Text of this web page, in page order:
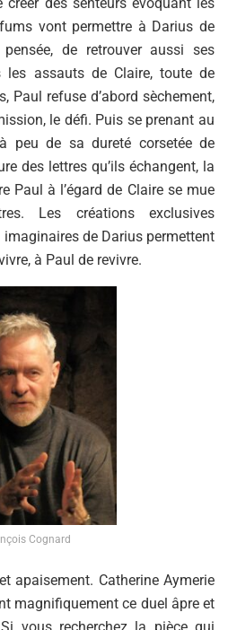
créer des senteurs évoquant les
vont permettre à Darius de
de retrouver aussi ses
les assauts de Claire, toute de
Paul refuse d’abord sèchement,
le défi. Puis se prenant au
peu de sa dureté corsetée de
des lettres qu’ils échangent, la
Paul à l’égard de Claire se mue
Les créations exclusives
imaginaires de Darius permettent
à Paul de revivre.
Cognard
apaisement. Catherine Aymerie
magnifiquement ce duel âpre et